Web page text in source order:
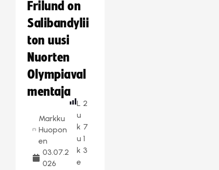
Frilund on
Salibandylii
ton uusi
Nuorten
Olympiaval
mentaja
Markku
Huopon
en
03.07.2
026
L
u
k
u
k
e
2
7
1
3